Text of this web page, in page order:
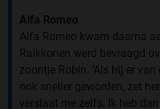
Alfa Romeo
Alfa Romeo kwam daarna
Raikkonen werd bevraagd
zoontje Robin. ‘Als hij er
ook sneller geworden, zet
verslaat me zelfs. Ik heb